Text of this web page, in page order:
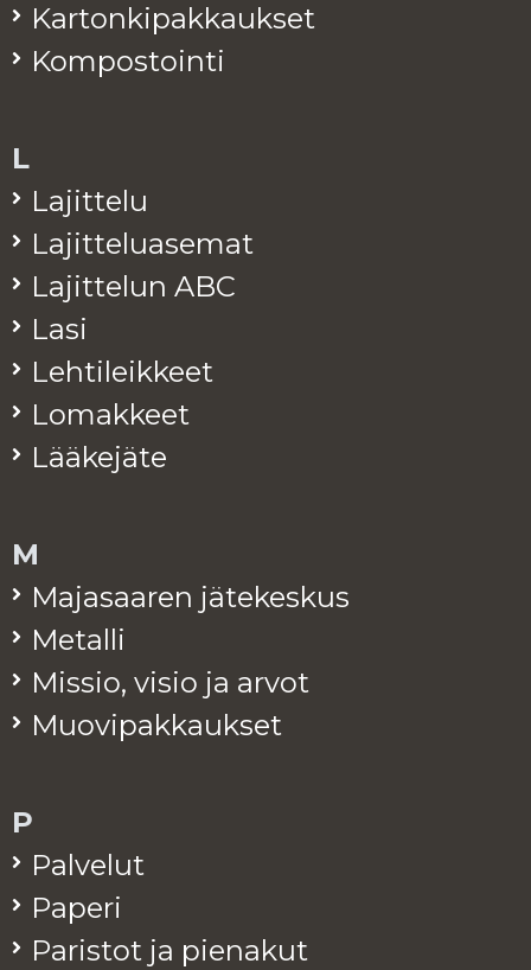
Kar­ton­ki­pak­kauk­set
Kom­pos­toin­ti
L
La­jit­te­lu
La­jit­te­lua­se­mat
La­jit­te­lun ABC
Lasi
Leh­ti­leik­keet
Lo­mak­keet
Lää­ke­jä­te
M
Ma­ja­saa­ren jä­te­kes­kus
Me­tal­li
Mis­sio, visio ja arvot
Muo­vi­pak­kauk­set
P
Pal­ve­lut
Pa­pe­ri
Pa­ris­tot ja pie­na­kut